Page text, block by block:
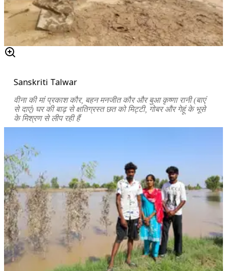
Sanskriti Talwar
वीना की मां प्रकाश कौर, बहन मनजीत कौर और बुआ कृष्णा रानी (बाएं
से दाएं) घर की बाढ़ से क्षतिग्रस्त छत को मिट्टी, गोबर और गेहूं के भूसे
के मिश्रण से लीप रही हैं